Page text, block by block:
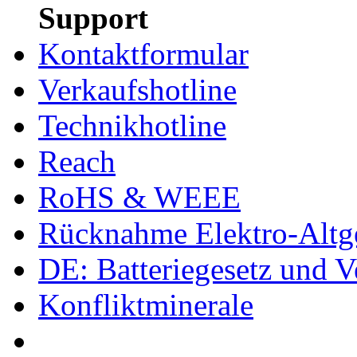
Support
Kontaktformular
Verkaufshotline
Technikhotline
Reach
RoHS & WEEE
Rücknahme Elektro-
DE: Batteriegesetz und
Konfliktminerale